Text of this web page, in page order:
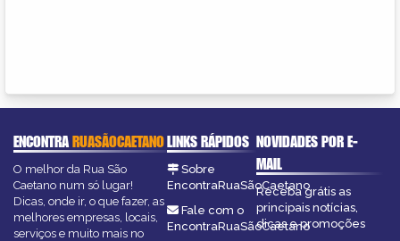
ENCONTRARUASÃOCAETANO
O melhor da Rua São
Caetano num só lugar!
Dicas, onde ir, o que fazer, as
melhores empresas, locais,
serviços e muito mais no
LINKS RÁPIDOS
Sobre
EncontraRuaSãoCaetano
Fale com o
EncontraRuaSãoCaetano
NOVIDADES POR E-
MAIL
Receba grátis as
principais notícias,
dicas e promoções